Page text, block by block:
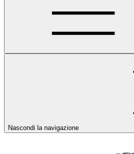
Nascondi la navigazione